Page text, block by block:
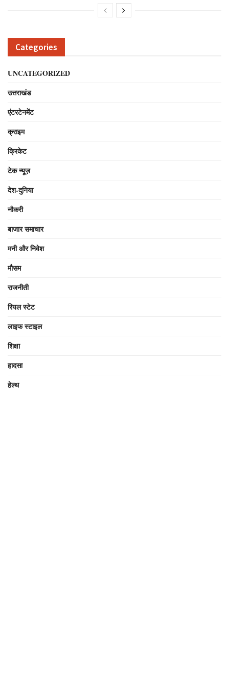
Categories
UNCATEGORIZED
उत्तराखंड
एंटरटेनमेंट
क्राइम
क्रिकेट
टेक न्यूज़
देश-दुनिया
नौकरी
बाजार समाचार
मनी और निवेश
मौसम
राजनीती
रियल स्टेट
लाइफ स्टाइल
शिक्षा
हादसा
हेल्थ